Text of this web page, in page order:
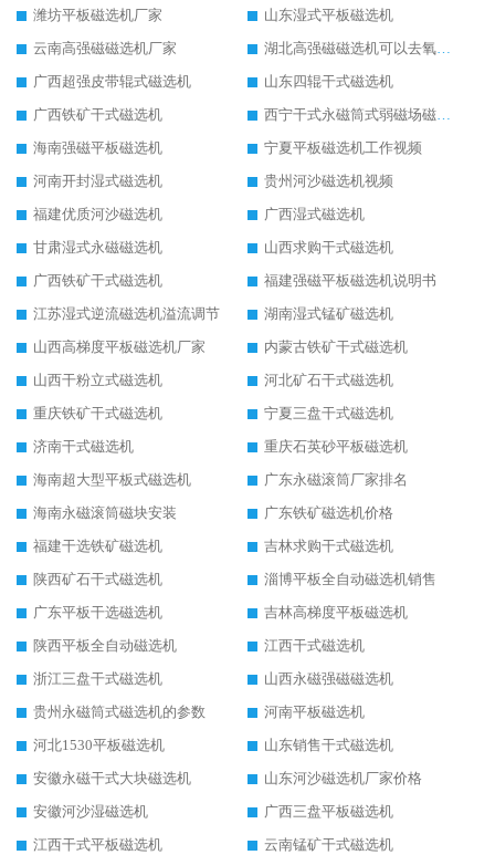
潍坊平板磁选机厂家
山东湿式平板磁选机
云南高强磁磁选机厂家
湖北高强磁磁选机可以去氧化铝
广西超强皮带辊式磁选机
山东四辊干式磁选机
广西铁矿干式磁选机
西宁干式永磁筒式弱磁场磁选机结构图
海南强磁平板磁选机
宁夏平板磁选机工作视频
河南开封湿式磁选机
贵州河沙磁选机视频
福建优质河沙磁选机
广西湿式磁选机
甘肃湿式永磁磁选机
山西求购干式磁选机
广西铁矿干式磁选机
福建强磁平板磁选机说明书
江苏湿式逆流磁选机溢流调节
湖南湿式锰矿磁选机
山西高梯度平板磁选机厂家
内蒙古铁矿干式磁选机
山西干粉立式磁选机
河北矿石干式磁选机
重庆铁矿干式磁选机
宁夏三盘干式磁选机
济南干式磁选机
重庆石英砂平板磁选机
海南超大型平板式磁选机
广东永磁滚筒厂家排名
海南永磁滚筒磁块安装
广东铁矿磁选机价格
福建干选铁矿磁选机
吉林求购干式磁选机
陕西矿石干式磁选机
淄博平板全自动磁选机销售
广东平板干选磁选机
吉林高梯度平板磁选机
陕西平板全自动磁选机
江西干式磁选机
浙江三盘干式磁选机
山西永磁强磁磁选机
贵州永磁筒式磁选机的参数
河南平板磁选机
河北1530平板磁选机
山东销售干式磁选机
安徽永磁干式大块磁选机
山东河沙磁选机厂家价格
安徽河沙湿磁选机
广西三盘平板磁选机
江西干式平板磁选机
云南锰矿干式磁选机